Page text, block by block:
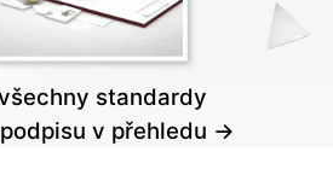
všechny standardy
v přehledu →